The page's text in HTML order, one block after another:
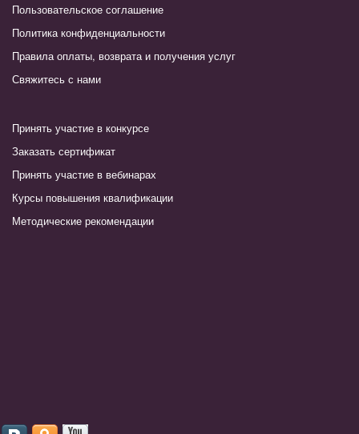
Пользовательское соглашение
Политика конфиденциальности
Правила оплаты, возврата и получения услуг
Свяжитесь с нами
Принять участие в конкурсе
Заказать сертификат
Принять участие в вебинарах
Курсы повышения квалификации
Методические рекомендации